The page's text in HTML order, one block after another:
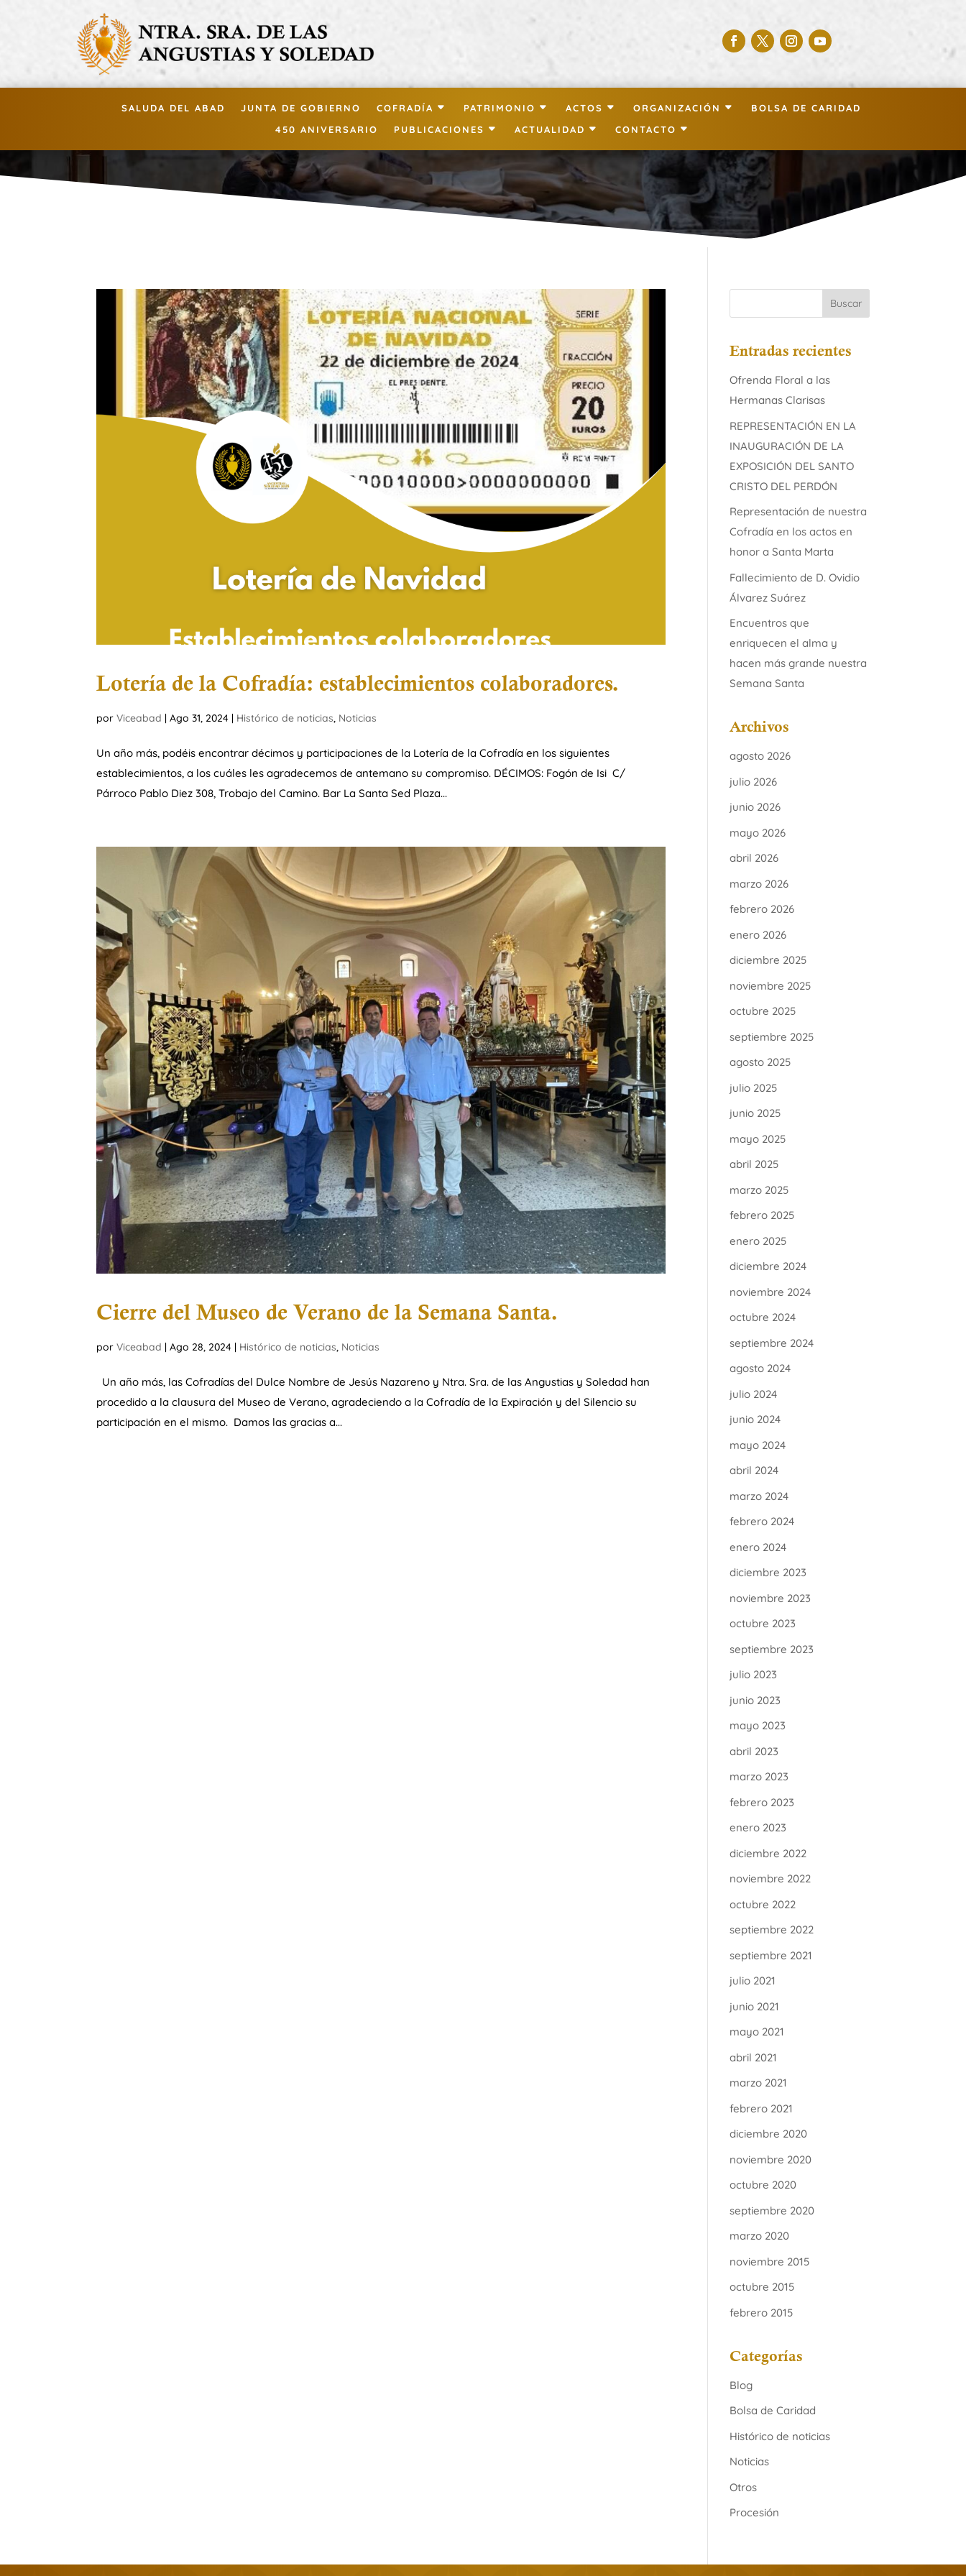
SALUDA DEL ABAD JUNTA DE GOBIERNO COFRADÍA PATRIMONIO ACTOS ORGANIZACIÓN
BOLSA DE CARIDAD
450 ANIVERSARIO
PUBLICACIONES ACTUALIDAD CONTACTO
Lotería de la Cofradía: establecimientos colaboradores.
porViceabad |Ago 31, 2024 | Histórico de noticias, Noticias
Un año más, podéis encontrar décimos y participaciones de la Lotería de la Cofradía en los siguientes
establecimientos, a los cuáles les agradecemos de antemano su compromiso. DÉCIMOS: Fogón de Isi C/
Párroco Pablo Diez 308, Trobajo del Camino. Bar La Santa Sed Plaza...
Cierre del Museo de Verano de la Semana Santa.
porViceabad |Ago 28, 2024 | Histórico de noticias, Noticias
Un año más, las Cofradías del Dulce Nombre de Jesús Nazareno y Ntra. Sra. de las Angustias y Soledad han
procedido a la clausura del Museo de Verano, agradeciendo a la Cofradía de la Expiración y del Silencio su
participación en el mismo. Damos las gracias a...
Entradas recientes
Ofrenda Floral a las
Hermanas Clarisas
REPRESENTACIÓN EN LA
INAUGURACIÓN DE LA
EXPOSICIÓN DEL SANTO
CRISTO DEL PERDÓN
Representación de nuestra
Cofradía en los actos en
honor a Santa Marta
Fallecimiento de D. Ovidio
Álvarez Suárez
Encuentros que
enriquecen el alma y
hacen más grande nuestra
Semana Santa
Archivos
agosto 2026
julio 2026
junio 2026
mayo 2026
abril 2026
marzo 2026
febrero 2026
enero 2026
diciembre 2025
noviembre 2025
octubre 2025
septiembre 2025
agosto 2025
julio 2025
junio 2025
mayo 2025
abril 2025
marzo 2025
febrero 2025
enero 2025
diciembre 2024
noviembre 2024
octubre 2024
septiembre 2024
agosto 2024
julio 2024
junio 2024
mayo 2024
abril 2024
marzo 2024
febrero 2024
enero 2024
diciembre 2023
noviembre 2023
octubre 2023
septiembre 2023
julio 2023
junio 2023
mayo 2023
abril 2023
marzo 2023
febrero 2023
enero 2023
diciembre 2022
noviembre 2022
octubre 2022
septiembre 2022
septiembre 2021
julio 2021
junio 2021
mayo 2021
abril 2021
marzo 2021
febrero 2021
diciembre 2020
noviembre 2020
octubre 2020
septiembre 2020
marzo 2020
noviembre 2015
octubre 2015
febrero 2015
Categorías
Blog
Bolsa de Caridad
Histórico de noticias
Noticias
Otros
Procesión